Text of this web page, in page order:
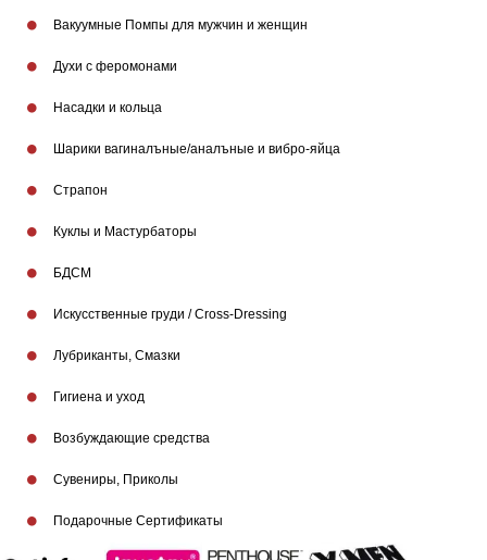
Вакуумные Помпы для мужчин и женщин
Духи с феромонами
Насадки и кольца
Шарики вагиналъные/аналъные и вибро-яйца
Страпон
Куклы и Мастурбаторы
БДСМ
Искусственные груди / Cross-Dressing
Лубриканты, Смазки
Гигиена и уход
Возбуждающие средства
Сувениры, Приколы
Подарочные Сертификаты